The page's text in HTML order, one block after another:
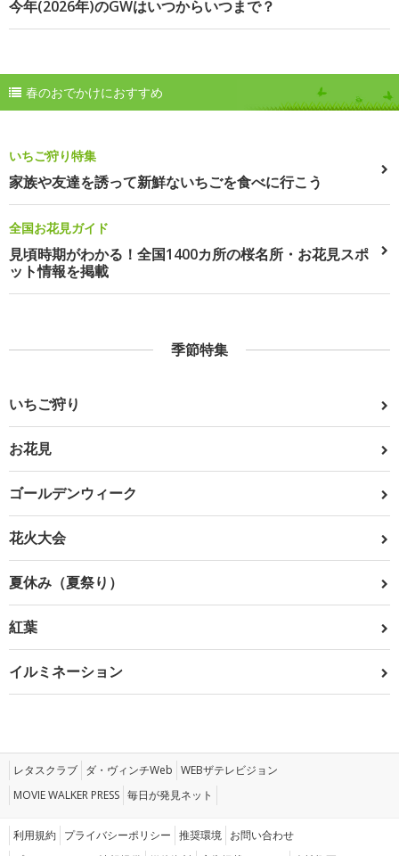
今年(2026年)のGWはいつからいつまで？
春のおでかけにおすすめ
いちご狩り特集
家族や友達を誘って新鮮ないちごを食べに行こう
全国お花見ガイド
見頃時期がわかる！全国1400カ所の桜名所・お花見スポ
ット情報を掲載
季節特集
いちご狩り
お花見
ゴールデンウィーク
花火大会
夏休み（夏祭り）
紅葉
イルミネーション
レタスクラブ ダ・ヴィンチWeb WEBザテレビジョン
MOVIE WALKER PRESS 毎日が発見ネット
利用規約 プライバシーポリシー 推奨環境 お問い合わせ